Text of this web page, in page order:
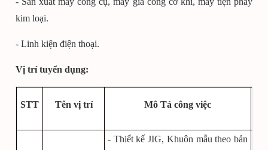
kim loại.
- Linh kiện điện thoại.
Vị trí tuyển dụng:
STT Tên vị trí Mô Tả công việc
- Thiết kế JIG, Khuôn mẫu theo bản